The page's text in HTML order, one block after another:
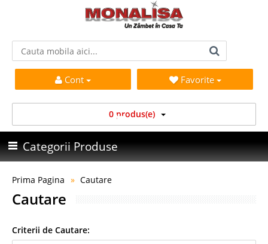
Cont Favorite
0 produs(e)
Categorii Produse
Prima Pagina Cautare
Cautare
Criterii de Cautare: